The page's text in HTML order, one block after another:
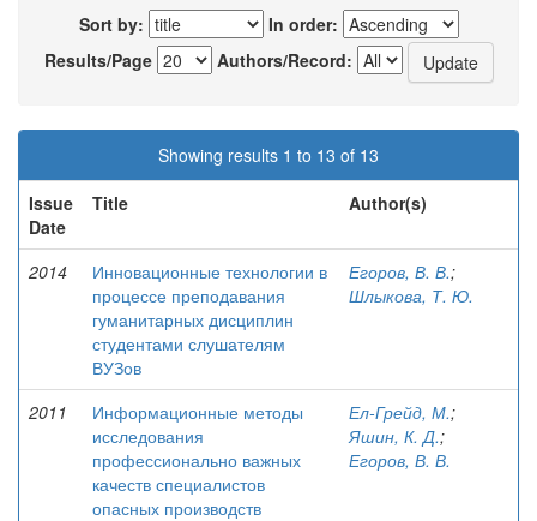
Sort by:
In order:
Results/Page
Authors/Record:
Showing results 1 to 13 of 13
Issue
Date
Title Author(s)
2014
Инновационные технологии в
процессе преподавания
гуманитарных дисциплин
студентами слушателям
ВУЗов
Егоров, В. В.;
Шлыкова, Т. Ю.
2011
Информационные методы
исследования
профессионально важных
качеств специалистов
опасных производств
Ел-Грейд, М.;
Яшин, К. Д.;
Егоров, В. В.